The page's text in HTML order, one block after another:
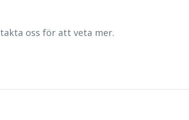
oss för att veta mer.